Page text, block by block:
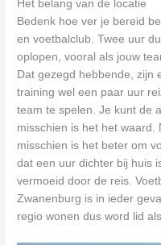
Het belang van de locatie
Bedenk hoe ver je bereid
en voetbalclub. Twee uur
oplopen, vooral als jouw
Dat gezegd hebbende, zijn
training wel een paar uur
team te spelen. Je kunt de
misschien is het het waard.
misschien is het beter om
dat een uur dichter bij huis
vermoeid door de reis.
Zwanenburg is in ieder
regio wonen dus word lid